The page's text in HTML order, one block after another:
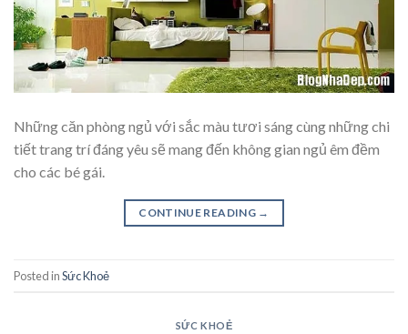
Những căn phòng ngủ với sắc màu tươi sáng cùng những chi
tiết trang trí đáng yêu sẽ mang đến không gian ngủ êm đềm
cho các bé gái.
CONTINUE READING →
Posted inSức Khoẻ
SỨC KHOẺ